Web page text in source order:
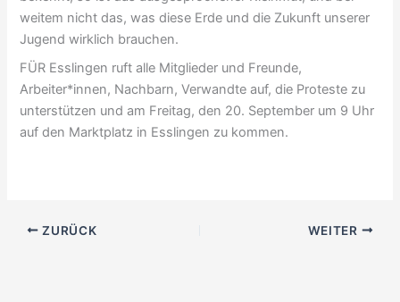
weitem nicht das, was diese Erde und die Zukunft unserer
Jugend wirklich brauchen.
FÜR Esslingen ruft alle Mitglieder und Freunde,
Arbeiter*innen, Nachbarn, Verwandte auf, die Proteste zu
unterstützen und am Freitag, den 20. September um 9 Uhr
auf den Marktplatz in Esslingen zu kommen.
ZURÜCK WEITER